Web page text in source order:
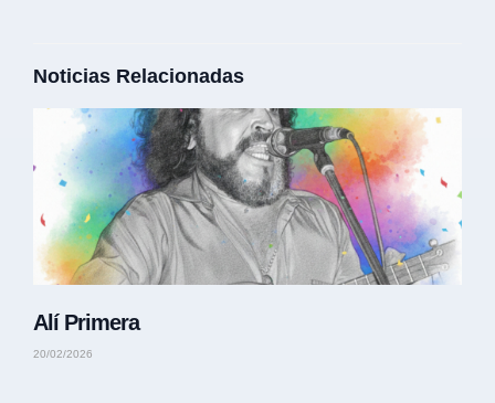
Noticias Relacionadas
Alí Primera
20/02/2026